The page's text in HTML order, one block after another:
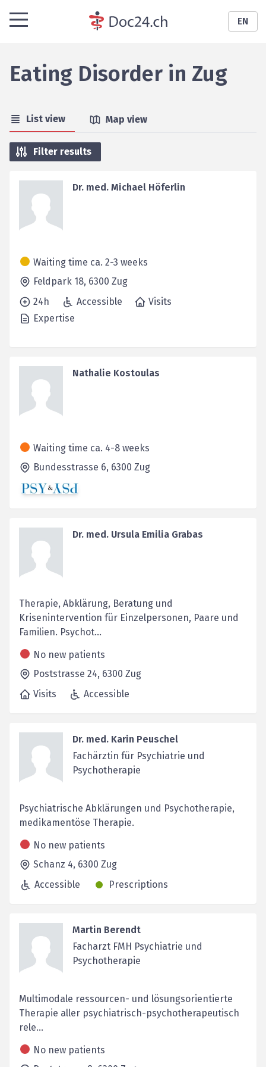
EN
Eating Disorder in Zug
List view Map view
Filter results
Dr. med. Michael Höferlin
Waiting time ca. 2-3 weeks
Feldpark 18, 6300 Zug
24h
Accessible
Visits
Expertise
Nathalie Kostoulas
Waiting time ca. 4-8 weeks
Bundesstrasse 6, 6300 Zug
Dr. med. Ursula Emilia Grabas
Therapie, Abklärung, Beratung und
Krisenintervention für Einzelpersonen, Paare und
Familien. Psychot...
No new patients
Poststrasse 24, 6300 Zug
Visits
Accessible
Dr. med. Karin Peuschel
Fachärztin für Psychiatrie und
Psychotherapie
Psychiatrische Abklärungen und Psychotherapie,
medikamentöse Therapie.
No new patients
Schanz 4, 6300 Zug
Accessible
Prescriptions
Martin Berendt
Facharzt FMH Psychiatrie und
Psychotherapie
Multimodale ressourcen- und lösungsorientierte
Therapie aller psychiatrisch-psychotherapeutisch
rele...
No new patients